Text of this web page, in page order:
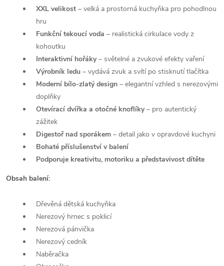
XXL velikost – velká a prostorná kuchyňka pro pohodlnou
hru
Funkční tekoucí voda – realistická cirkulace vody z
kohoutku
Interaktivní hořáky– světelné a zvukové efekty vaření
Výrobník ledu – vydává zvuk a svítí po stisknutí tlačítka
Moderní bílo-zlatý design – elegantní vzhled s nerezovými
doplňky
Otevírací dvířka a otočné knoflíky– pro autentický
zážitek
Digestoř nad sporákem – detail jako v opravdové kuchyni
Bohaté příslušenství v balení
Podporuje kreativitu, motoriku a představivost dítěte
Obsah balení:
Dřevěná dětská kuchyňka
Nerezový hrnec s poklicí
Nerezová pánvička
Nerezový cedník
Naběračka